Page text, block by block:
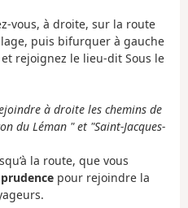
vous, à droite, sur la route
puis bifurquer à gauche
rejoignez le lieu-dit Sous le
à droite les chemins de
du Léman " et "Saint-Jacques-
la route, que vous
prudence pour rejoindre la